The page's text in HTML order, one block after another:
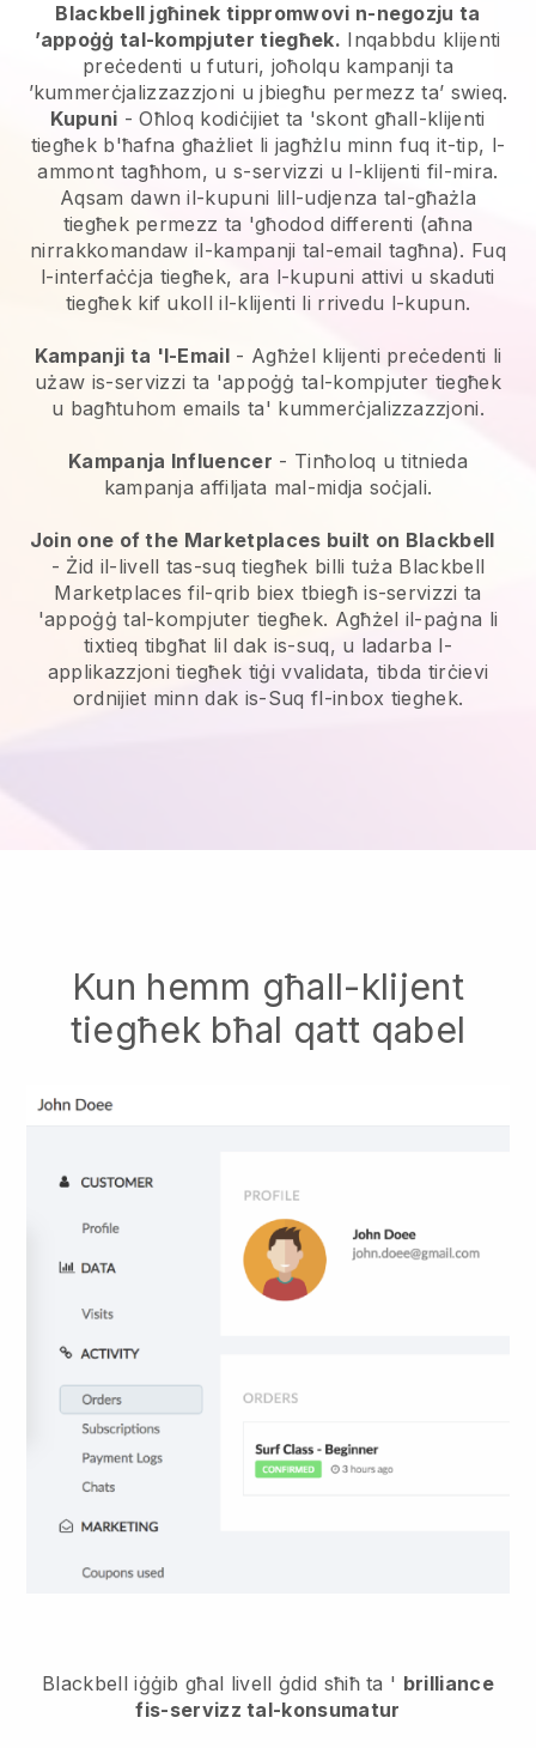
Blackbell jgħinek tippromwovi n-negozju ta
’appoġġ tal-kompjuter tiegħek. Inqabbdu klijenti
preċedenti u futuri, joħolqu kampanji ta
’kummerċjalizzazzjoni u jbiegħu permezz ta’ swieq.
Kupuni - Oħloq kodiċijiet ta 'skont għall-klijenti
tiegħek b'ħafna għażliet li jagħżlu minn fuq it-tip, l-
ammont tagħhom, u s-servizzi u l-klijenti fil-mira.
Aqsam dawn il-kupuni lill-udjenza tal-għażla
tiegħek permezz ta 'għodod differenti (aħna
nirrakkomandaw il-kampanji tal-email tagħna). Fuq
l-interfaċċja tiegħek, ara l-kupuni attivi u skaduti
tiegħek kif ukoll il-klijenti li rrivedu l-kupun.
Kampanji ta 'l-Email - Agħżel klijenti preċedenti li
użaw is-servizzi ta 'appoġġ tal-kompjuter tiegħek
u bagħtuhom emails ta' kummerċjalizzazzjoni.
Kampanja Influencer - Tinħoloq u titnieda
kampanja affiljata mal-midja soċjali.
Join one of the Marketplaces built on Blackbell
- Żid il-livell tas-suq tiegħek billi tuża Blackbell
Marketplaces fil-qrib biex tbiegħ is-servizzi ta
'appoġġ tal-kompjuter tiegħek. Agħżel il-paġna li
tixtieq tibgħat lil dak is-suq, u ladarba l-
applikazzjoni tiegħek tiġi vvalidata, tibda tirċievi
ordnijiet minn dak is-Suq fl-inbox tieghek.
Kun hemm għall-klijent
tiegħek bħal qatt qabel
Blackbell iġġib għal livell ġdid sħiħ ta ' brilliance
fis-servizz tal-konsumatur